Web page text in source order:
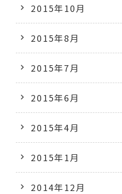
2015年10月
2015年8月
2015年7月
2015年6月
2015年4月
2015年1月
2014年12月